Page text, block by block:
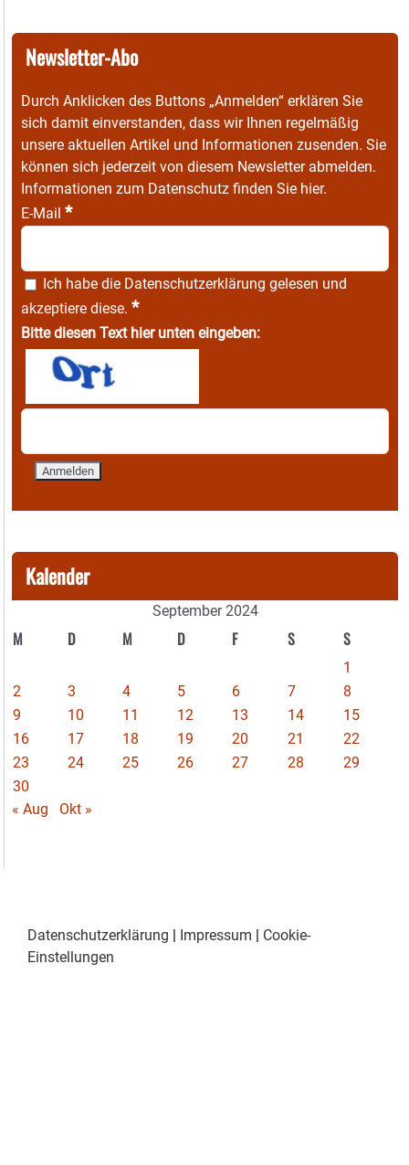
Newsletter-Abo
Durch Anklicken des Buttons „Anmelden“ erklären Sie
sich damit einverstanden, dass wir Ihnen regelmäßig
unsere aktuellen Artikel und Informationen zusenden. Sie
können sich jederzeit von diesem Newsletter abmelden.
Informationen zum Datenschutz finden Sie hier.
E-Mail *
Ich habe die Datenschutzerklärung gelesen und
akzeptiere diese. *
Bitte diesen Text hier unten eingeben:
Kalender
September 2024
M D M D F S S
1
2
3 4 5 6 7
8
9
10 11 12 13 14
15
16
17 18 19 20 21
22
23
24 25 26 27 28
29
30
« Aug
Okt »
Datenschutzerklärung | Impressum | Cookie-
Einstellungen